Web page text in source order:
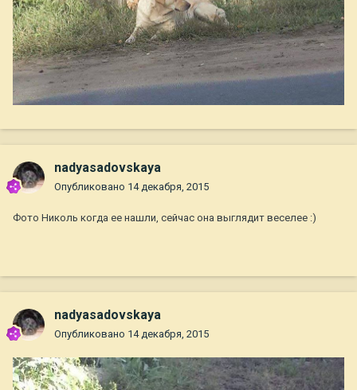
nadyasadovskaya
Опубликовано 14 декабря, 2015
Фото Николь когда ее нашли, сейчас она выглядит веселее :)
nadyasadovskaya
Опубликовано 14 декабря, 2015